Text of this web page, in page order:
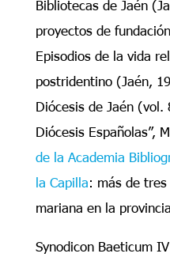
Bibliotecas de Jaén
proyectos de
Episodios de la vida
postridentino (Jaén,
Diócesis de Jaén (vol.
Diócesis Españolas”,
de la Academia
la Capilla: más de
mariana en la
Synodicon Baeticum